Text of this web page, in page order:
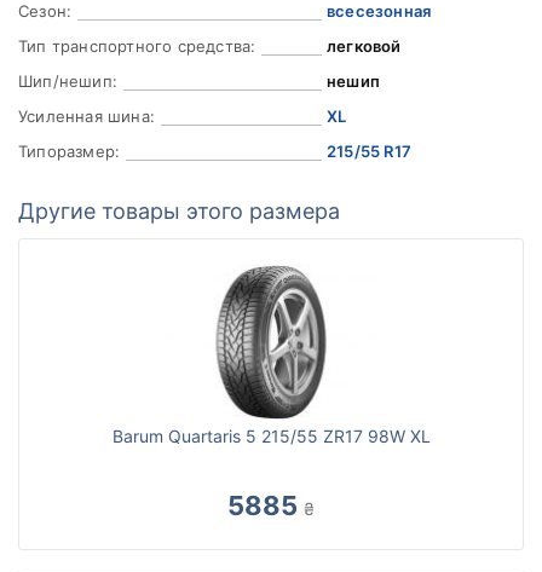
Сезон:
всесезонная
Тип транспортного средства:
легковой
Шип/нешип:
нешип
Усиленная шина:
XL
Типоразмер:
215/55 R17
Другие товары этого размера
Barum Quartaris 5 215/55 ZR17 98W XL
5885 ₴